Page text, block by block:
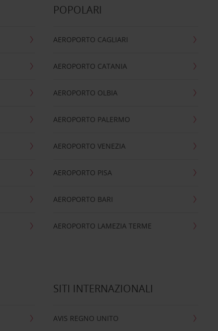
POPOLARI
AEROPORTO CAGLIARI
AEROPORTO CATANIA
AEROPORTO OLBIA
AEROPORTO PALERMO
AEROPORTO VENEZIA
AEROPORTO PISA
AEROPORTO BARI
AEROPORTO LAMEZIA TERME
SITI INTERNAZIONALI
AVIS REGNO UNITO